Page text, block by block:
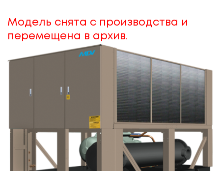
Модель снята с производства и
перемещена в архив.